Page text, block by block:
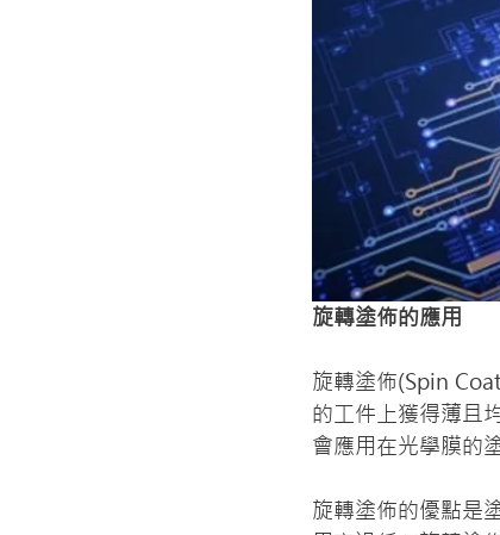
旋轉塗佈的應用
旋轉塗佈(Spin
的工件上獲得薄且
會應用在光學膜的
旋轉塗佈的優點是